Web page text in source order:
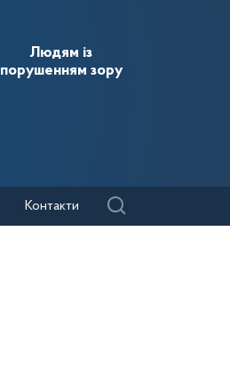
Людям із
порушенням зору
Контакти